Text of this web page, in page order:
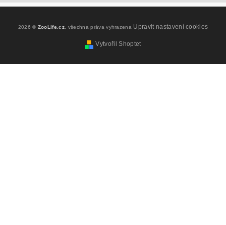
2026 © ZooLife.cz , všechna práva vyhrazena Upravit nastavení cookies
Vytvořil Shoptet